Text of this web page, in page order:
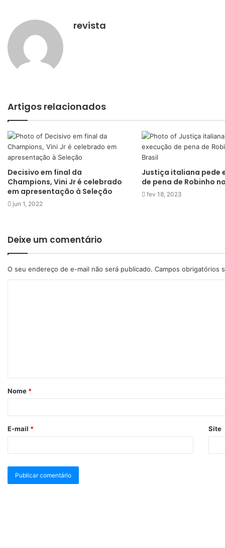
revista
Artigos relacionados
Decisivo em final da
Champions, Vini Jr é celebrado
em apresentação à Seleção
jun 1, 2022
Justiça italiana pede
de pena de Robinho
fev 18, 2023
Deixe um comentário
O seu endereço de e-mail não será publicado. Campos obrigatórios
Nome *
E-mail * Site